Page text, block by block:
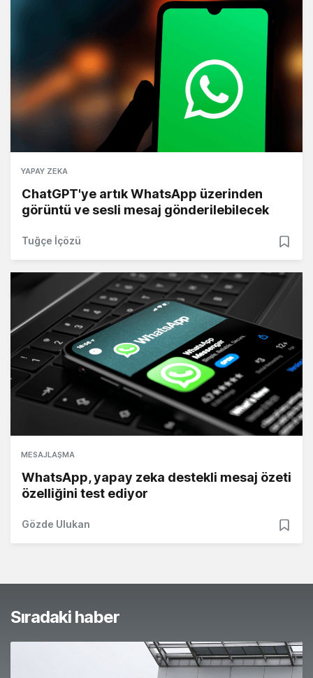
YAPAY ZEKA
ChatGPT'ye artık WhatsApp üzerinden
görüntü ve sesli mesaj gönderilebilecek
Tuğçe İçözü
MESAJLAŞMA
WhatsApp, yapay zeka destekli mesaj özeti
özelliğini test ediyor
Gözde Ulukan
Sıradaki haber